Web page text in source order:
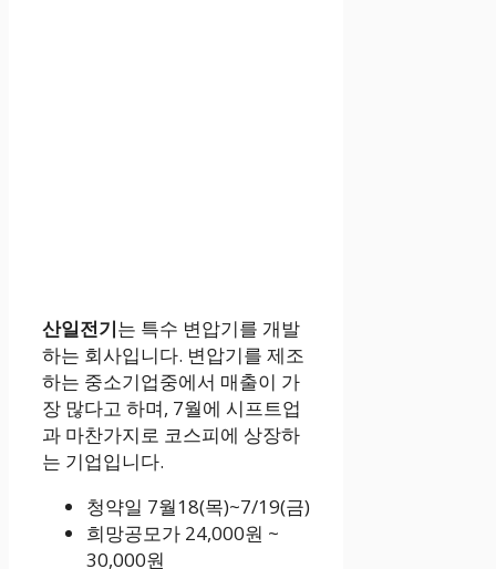
산일전기는 특수 변압기를 개발
하는 회사입니다. 변압기를 제조
하는 중소기업중에서 매출이 가
장 많다고 하며, 7월에 시프트업
과 마찬가지로 코스피에 상장하
는 기업입니다.
청약일 7월18(목)~7/19(금)
희망공모가 24,000원 ~
30,000원